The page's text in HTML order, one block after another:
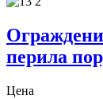
перила
Цена